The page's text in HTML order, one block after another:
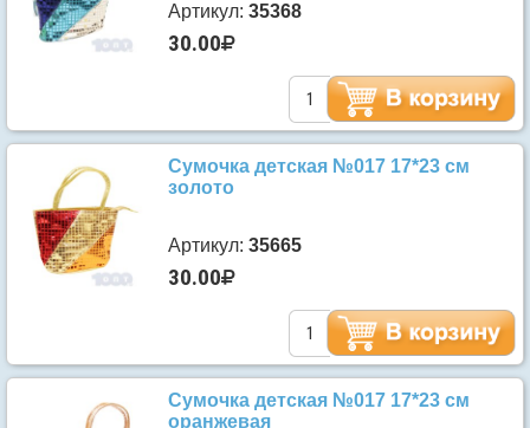
Артикул: 35368
30.00
Сумочка детская №017 17*23 см
золото
Артикул: 35665
30.00
Сумочка детская №017 17*23 см
оранжевая